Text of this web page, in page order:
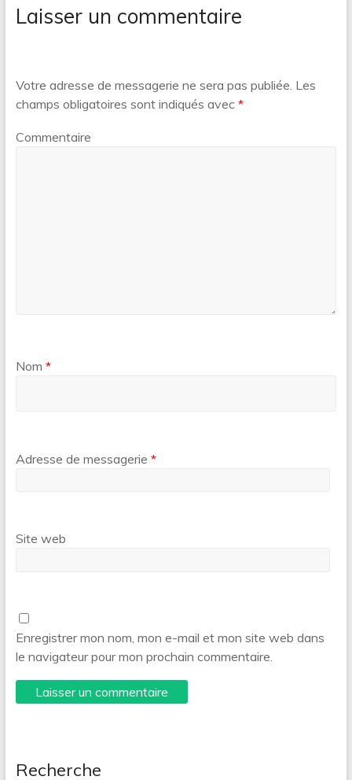
Laisser un commentaire
Votre adresse de messagerie ne sera pas publiée. Les
champs obligatoires sont indiqués avec *
Commentaire
Nom *
Adresse de messagerie *
Site web
Enregistrer mon nom, mon e-mail et mon site web dans
le navigateur pour mon prochain commentaire.
Recherche